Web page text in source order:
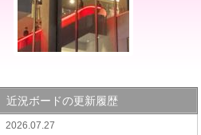
近況ボードの更新履歴
2026.07.27